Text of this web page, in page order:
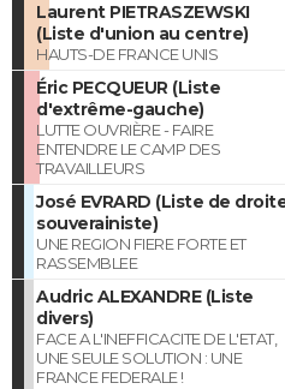
Laurent PIETRASZEWSKI
(Liste d'union au centre)
HAUTS-DE FRANCE UNIS
Éric PECQUEUR (Liste
d'extrême-gauche)
LUTTE OUVRIÈRE - FAIRE
ENTENDRE LE CAMP DES
TRAVAILLEURS
José EVRARD (Liste de
souverainiste)
UNE REGION FIERE FORTE ET
RASSEMBLEE
Audric ALEXANDRE (Liste
divers)
FACE A L'INEFFICACITE DE L'ETAT,
UNE SEULE SOLUTION : UNE
FRANCE FEDERALE !